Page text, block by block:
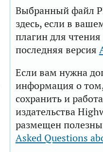
Выбранный файл
здесь, если в
плагин для
последняя версия
Если вам нужна
информация о том,
сохранить и
издательства
размещен
Asked Questions